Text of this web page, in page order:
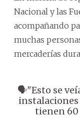
Nacional y las
acompañando
muchas
mercaderías
🗣️"Esto se
tienen 60